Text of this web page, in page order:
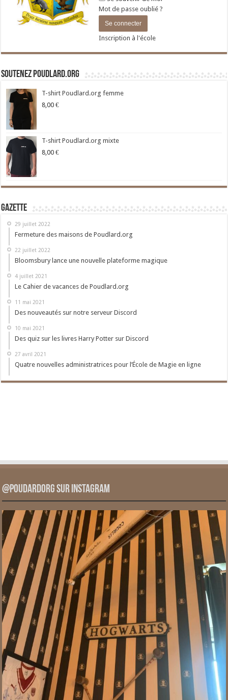
Mot de passe oublié ?
Inscription à l'école
Soutenez Poudlard.org
T-shirt Poudlard.org femme
8,00 €
T-shirt Poudlard.org mixte
8,00 €
Gazette
29 juillet 2022
Fermeture des maisons de Poudlard.org
22 juillet 2022
Bloomsbury lance une nouvelle plateforme magique
4 juillet 2021
Le Cahier de vacances de Poudlard.org
11 mai 2021
Des nouveautés sur notre serveur Discord
10 mai 2021
Des quiz sur les livres Harry Potter sur Discord
27 avril 2021
Quatre nouvelles administratrices pour l’École de Magie en ligne
@PoudardOrg sur Instagram